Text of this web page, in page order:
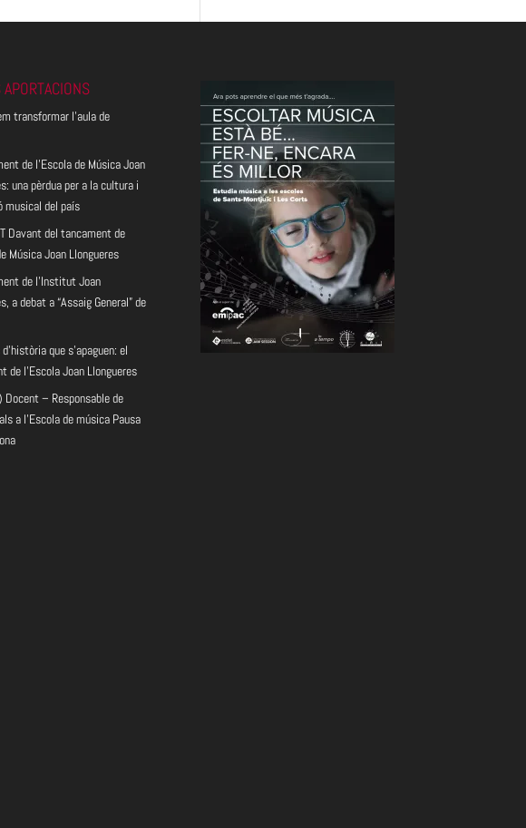
transformar l’aula de
de l’Escola de Música Joan
una pèrdua per a la cultura i
musical del país
Davant del tancament de
Música Joan Llongueres
de l’Institut Joan
a debat a “Assaig General” de
que s’apaguen: el
de l’Escola Joan Llongueres
Docent – Responsable de
a l’Escola de música Pausa